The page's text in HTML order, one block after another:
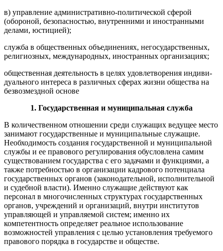
в) управление административно-политической сферой
(обороной, безопасностью, внутренними и иностранными
делами, юстицией);
служба в общественных объединениях, негосударственных,
религиозных, международных, иностранных организациях;
общественная деятельность в целях удовлетворения индиви­
дуального интереса в различных сферах жизни общества на
без­возмездной основе
1. Государственная и муниципальная служба
В количественном отношении среди служащих ведущее место
занимают государственные и муниципальные служащие.
Необ­ходимость создания государственной и муниципальной
службы и ее правового регулирования обусловлена самим
существова­нием государства с его задачами и функциями, а
также потреб­ностью в организации кадрового потенциала
государственных органов (законодательной, исполнительной
и судебной власти). Именно служащие действуют как
персонал в многочисленных структурах государственных
органов, учреждений и организа­ций, внутри институтов
управляющей и управляемой систем; именно их
компетентность определяет реальное использование
возможностей управления с целью установления требуемого
правового порядка в государстве и обществе.